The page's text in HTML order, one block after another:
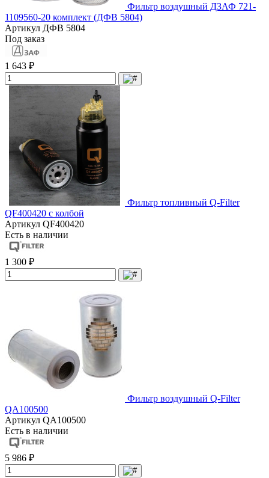
Фильтр воздушный ДЗАФ 721-
1109560-20 комплект (ДФВ 5804)
Артикул ДФВ 5804
Под заказ
1 643 ₽
Фильтр топливный Q-Filter
QF400420 с колбой
Артикул QF400420
Есть в наличии
1 300 ₽
Фильтр воздушный Q-Filter
QA100500
Артикул QA100500
Есть в наличии
5 986 ₽